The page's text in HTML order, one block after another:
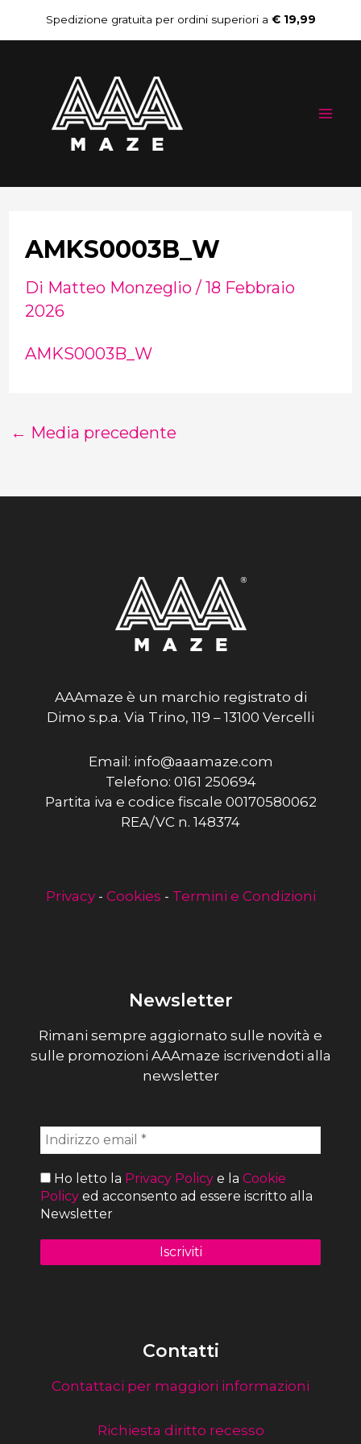
al
contenuto
Spedizione gratuita per ordini superiori a € 19,99
AMKS0003B_W
Di Matteo Monzeglio / 18 Febbraio
2026
AMKS0003B_W
Navigazione
articoli
← Media precedente
AAAmaze è un marchio registrato di
Dimo s.p.a. Via Trino, 119 – 13100 Vercelli
Email: info@aaamaze.com
Telefono: 0161 250694
Partita iva e codice fiscale 00170580062
REA/VC n. 148374
Privacy- Cookies - Termini e Condizioni
Newsletter
Rimani sempre aggiornato sulle novità e
sulle promozioni AAAmaze iscrivendoti alla
newsletter
Ho letto la Privacy Policy e la Cookie
Policy ed acconsento ad essere iscritto alla
Newsletter
Contatti
Contattaci per maggiori informazioni
Richiesta diritto recesso